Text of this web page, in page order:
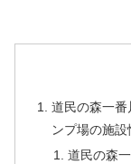
道民の森一番
ンプ場の施設
道民の森